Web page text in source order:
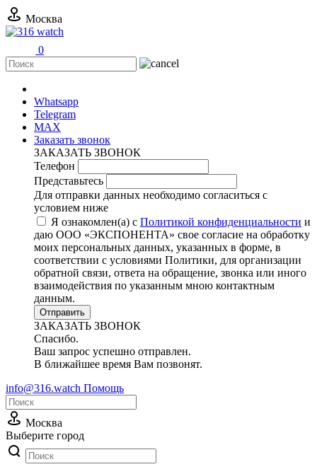
Москва
0
Whatsapp
Telegram
MAX
Заказать звонок
ЗАКАЗАТЬ ЗВОНОК
Телефон
Представьтесь
Для отправки данных необходимо согласиться с
условием ниже
Я ознакомлен(а) с Политикой конфиденциальности и
даю ООО «ЭКСПОНЕНТА» свое согласие на обработку
моих персональных данных, указанных в форме, в
соответствии с условиями Политики, для организации
обратной связи, ответа на обращение, звонка или иного
взаимодействия по указанным мною контактным
данным.
Отправить
ЗАКАЗАТЬ ЗВОНОК
Спасибо.
Ваш запрос успешно отправлен.
В ближайшее время Вам позвонят.
info@316.watch Помощь
Москва
Выберите город